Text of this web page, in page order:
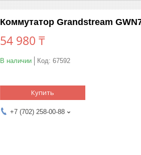
Коммутатор Grandstream
54 980 ₸
В наличии Код: 67592
Купить
+7 (702) 258-00-88